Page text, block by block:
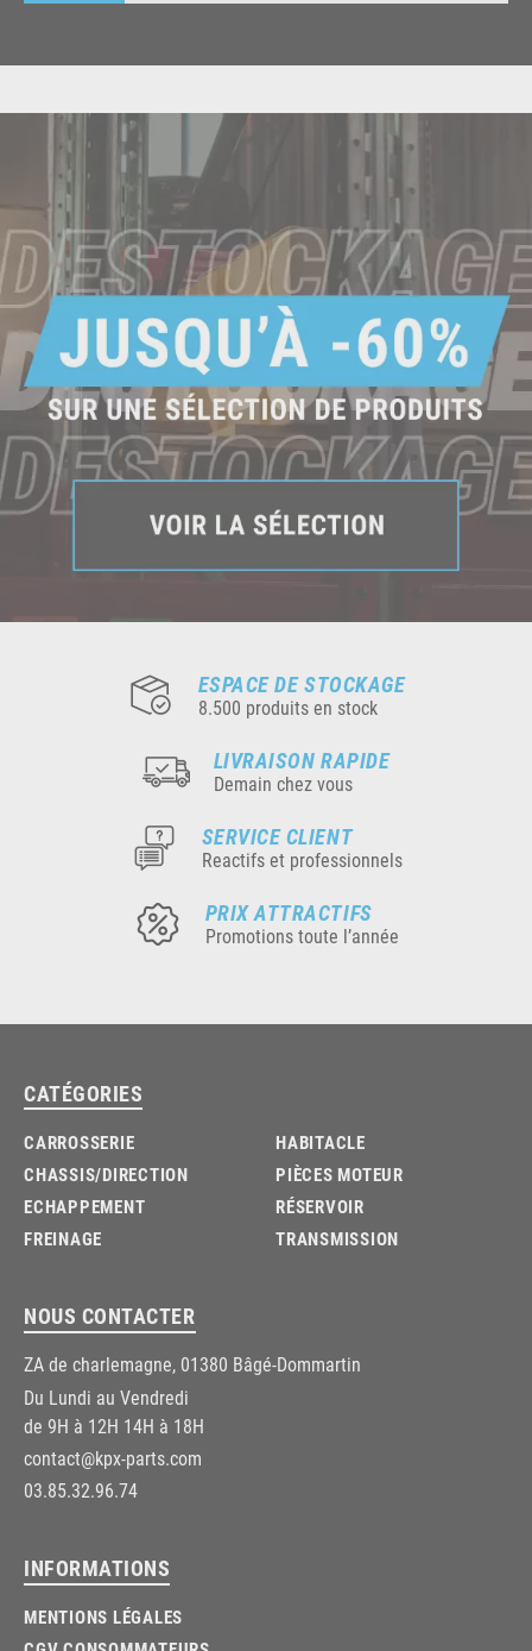
ESPACE DE STOCKAGE
8.500 produits en stock
LIVRAISON RAPIDE
Demain chez vous
SERVICE CLIENT
Reactifs et professionnels
PRIX ATTRACTIFS
Promotions toute l’année
CATÉGORIES
CARROSSERIE
CHASSIS/DIRECTION
ECHAPPEMENT
FREINAGE
HABITACLE
PIÈCES MOTEUR
RÉSERVOIR
TRANSMISSION
NOUS CONTACTER
ZA de charlemagne, 01380 Bâgé-Dommartin
Du Lundi au Vendredi
de 9H à 12H 14H à 18H
contact@kpx-parts.com
03.85.32.96.74
INFORMATIONS
MENTIONS LÉGALES